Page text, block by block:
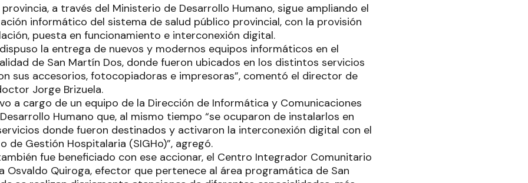
a través del Ministerio de Desarrollo Humano, sigue ampliando el
informático del sistema de salud público provincial, con la provisión
puesta en funcionamiento e interconexión digital.
la entrega de nuevos y modernos equipos informáticos en el
de San Martín Dos, donde fueron ubicados en los distintos servicios
sus accesorios, fotocopiadoras e impresoras”, comentó el director de
Jorge Brizuela.
a cargo de un equipo de la Dirección de Informática y Comunicaciones
Humano que, al mismo tiempo “se ocuparon de instalarlos en
donde fueron destinados y activaron la interconexión digital con el
de Gestión Hospitalaria (SIGHo)”, agregó.
fue beneficiado con ese accionar, el Centro Integrador Comunitario
Osvaldo Quiroga, efector que pertenece al área programática de San